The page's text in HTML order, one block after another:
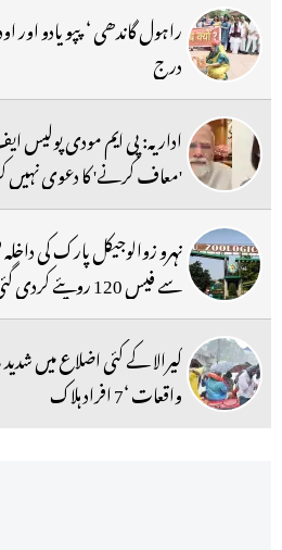
راہول گاندھی ‘ پپو یادو
درج
اداریہ: پی ایم مودی
'معاف کرنے' کا دعوی نہیں
نہرو زوالوجیکل پارک کی
سے فیس 120 روپئے کردی گئی
کیرالا کے کئی اضلاع میں
واقعات ‘7 افراد ہلاک